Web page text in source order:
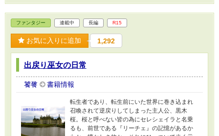
ファンタジー 連載中 長編 R15
お気に入りに追加 1,292
出戻り巫女の日常
饕餮 書籍情報
転生者であり、転生前にいた世界に巻き込まれ
召喚されて逆戻りしてしまった主人公、黒木
桜。桜と呼べない皆の為にセレシェイラと名乗
るも、前世である『リーチェ』の記憶があるか